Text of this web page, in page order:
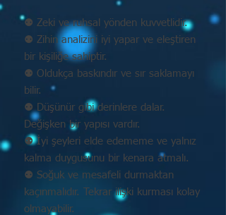
⚉ Zeki ve ruhsal yönden kuvvetlidir.
⚉ Zihin analizini iyi yapar ve eleştiren
bir kişiliğe sahiptir.
⚉ Oldukça baskındır ve sır saklamayı
bilir.
⚉ Düşünür gibi derinlere dalar.
Değişken bir yapısı vardır.
⚉ İyi şeyleri elde edememe ve yalnız
kalma duygusunu bir kenara atmalı.
⚉ Soğuk ve mesafeli durmaktan
kaçınmalıdır. Tekrar ilişki kurması kolay
olmayabilir.